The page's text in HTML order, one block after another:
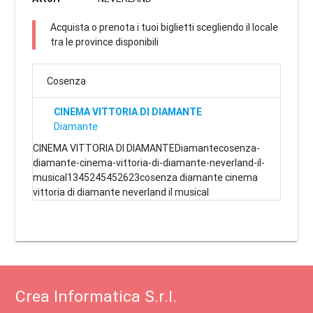
Acquista o prenota i tuoi biglietti scegliendo il locale
tra le province disponibili
Cosenza
CINEMA VITTORIA DI DIAMANTE
Diamante
CINEMA VITTORIA DI DIAMANTEDiamantecosenza-
diamante-cinema-vittoria-di-diamante-neverland-il-
musical1345245452623cosenza diamante cinema
vittoria di diamante neverland il musical
Crea Informatica S.r.l.